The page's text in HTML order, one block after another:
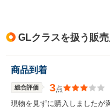
GLクラスを扱う販売
商品到着
総合評価 3点
現物を見ずに購入しましたが